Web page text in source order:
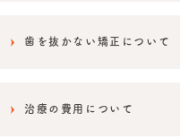
歯を抜かない矯正について
治療の費用について